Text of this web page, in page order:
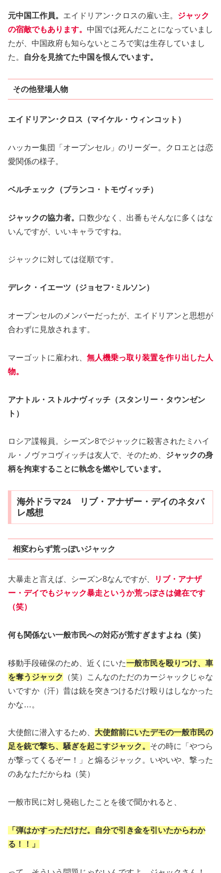
元中国工作員。 エイドリアン･クロスの雇い主。 ジャック
の宿敵でもあります。 中国では死んだことになっていまし
たが、中国政府も知らないところで実は生存していまし
た。
自分を見捨てた中国を恨んでいます。
その他登場人物
エイドリアン･クロス（マイケル・ウィンコット）
ハッカー集団「オープンセル」のリーダー。クロエとは恋
愛関係の様子。
ベルチェック（ブランコ・トモヴィッチ）
ジャックの協力者。 口数少なく、出番もそんなに多くはな
いんですが、いいキャラですね。
ジャックに対しては従順です。
デレク・イエーツ（ジョセフ･ミルソン）
オープンセルのメンバーだったが、エイドリアンと思想が
合わずに見放されます。
マーゴットに雇われ、 無人機乗っ取り装置を作り出した人
物。
アナトル・ストルナヴィッチ（スタンリー・タウンゼン
ト）
ロシア諜報員。シーズン8でジャックに殺害されたミハイ
ル・ノヴァコヴィッチは友人で、そのため、 ジャックの身
柄を拘束することに執念を燃やしています。
海外ドラマ24 リブ・アナザー・デイのネタバ
レ感想
相変わらず荒っぽいジャック
大暴走と言えば、シーズン8なんですが、
リブ・アナザ
ー・デイでもジャック暴走というか荒っぽさは健在です
（笑）
何も関係ない一般市民への対応が荒すぎますよね（笑）
移動手段確保のため、近くにいた一般市民を殴りつけ、車
を奪うジャック
（笑）こんなのただのカージャックじゃな
いですか（汗）昔は銃を突きつけるだけ殴りはしなかった
かな…。
大使館に潜入するため、 大使館前にいたデモの一般市民の
足を銃で撃ち、騒ぎを起こすジャック。 その時に「やつら
が撃ってくるぞー！」と煽るジャック。いやいや、撃った
のあなただからね（笑）
一般市民に対し発砲したことを後で聞かれると、
「弾はかすっただけだ。自分で引き金を引いたからわか
る！！」